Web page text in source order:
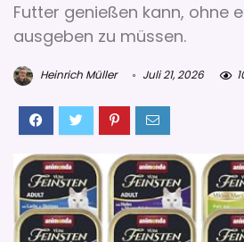
Futter genießen kann, ohne
ausgeben zu müssen.
Heinrich Müller Juli 21, 2026